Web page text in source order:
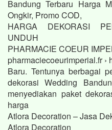
Bandung Terbaru Harga
Ongkir, Promo COD,
HARGA DEKORASI
UNDUH
PHARMACIE COEUR
pharmaciecoeurimperial.fr ›
Baru. Tentunya berbagai
dekorasi Wedding
menyediakan paket
harga
Atlora Decoration – Jasa
Atlora Decoration